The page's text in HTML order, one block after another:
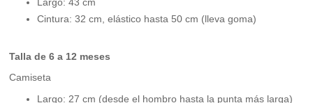
Largo: 43 cm
Cintura: 32 cm, elástico hasta 50 cm (lleva goma)
Talla de 6 a 12 meses
Camiseta
Largo: 27 cm (desde el hombro hasta la punta más larga)